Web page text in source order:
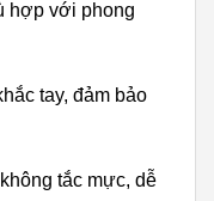
hợp với phong
tay, đảm bảo
tắc mực, dễ